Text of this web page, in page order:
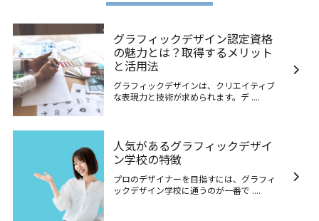
グラフィックデザイン認定資格
の魅力とは？取得するメリット
と活用法
グラフィックデザインは、クリエイティブ
な表現力と技術が求められます。デ ....
人気があるグラフィックデザイ
ン学校の特徴
プロのデザイナーを目指すには、グラフィ
ックデザイン学校に通うのが一番で ....